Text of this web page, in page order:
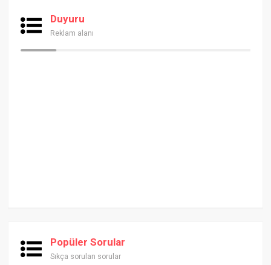
Duyuru
Reklam alanı
Popüler Sorular
Sıkça sorulan sorular